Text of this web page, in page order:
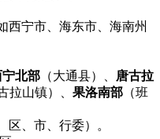
西宁市、海东市、海南州
宁北部​ ​（大通县）、​
​唐古拉
拉山镇）、​ ​果洛南部​ ​（班
区、市、行委）。